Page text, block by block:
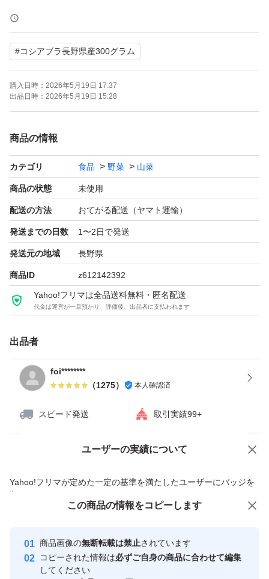
#コシアブラ長野県産300グラム
購入日時： 2026年5月19日 17:37
出品日時： 2026年5月19日 15:28
商品の情報
カテゴリ 食品 野菜 山菜
商品の状態 未使用
配送の方法 おてがる配送（ヤマト運輸）
発送までの日数 1〜2日で発送
発送元の地域 長野県
商品ID z612142392
Yahoo!フリマは全品送料無料・匿名配送
代金は運営が一旦預かり、評価後、出品者に支払われます
出品者
foi********
（1275） 本人確認済
スピード発送 取引実績99+
ユーザーの実績について
Yahoo!フリマが定めた一定の基準を満たしたユーザーにバッジを
付与しています
安心取引出品者
心・安全なユーザーです
取引実績
価格の相談 商品への質問
この商品の情報をコピーします
商品画像の無断転載は禁止されています
コピーされた情報は必ずご自身の商品に合わせて編集
してください
この商品をみている人にオススメ